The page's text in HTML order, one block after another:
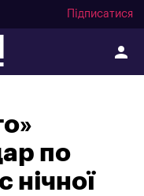
Підписатися
по
нічної